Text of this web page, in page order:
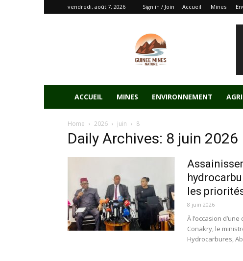
vendredi, août 7, 2026 Sign in / Join Accueil Mines
ACCUEIL MINES ENVIRONNEMENT
Home 2026 juin 8
Daily Archives: 8 juin 2026
les
8 juin 2026
À l’occasion
Conakry, le
Hydrocarbures,